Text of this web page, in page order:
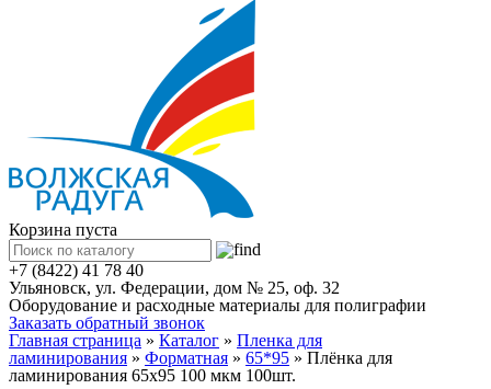
Корзина пуста
+7 (8422) 41 78 40
Ульяновск, ул. Федерации, дом № 25, оф. 32
Оборудование и расходные материалы для полиграфии
Заказать обратный звонок
Главная страница » Каталог » Пленка для
ламинирования » Форматная » 65*95 » Плёнка для
ламинирования 65х95 100 мкм 100шт.